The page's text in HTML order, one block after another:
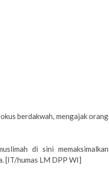
berdakwah, mengajak orang
di sini memaksimalkan
[IT/humas LM DPP WI]